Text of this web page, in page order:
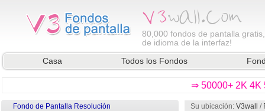
80,000 fondos de pantalla
de idioma de la interfaz!
Casa
Todos los Fondos
⇒ 50000+ 2K 4K
Fondo de Pantalla Resolución Su ubicación: V3wall /